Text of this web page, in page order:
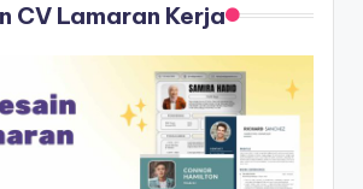
CV Lamaran Kerja